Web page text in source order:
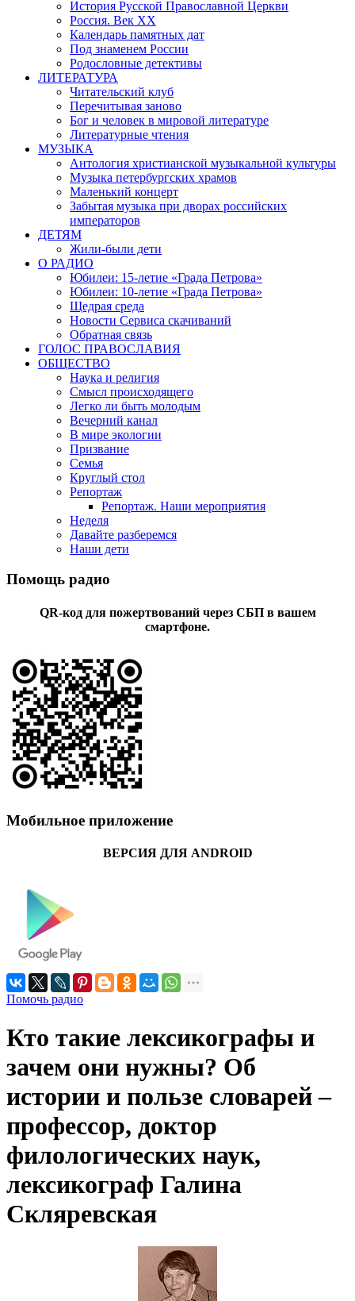
История Русской Православной Церкви
Россия. Век ХХ
Календарь памятных дат
Под знаменем России
Родословные детективы
ЛИТЕРАТУРА
Читательский клуб
Перечитывая заново
Бог и человек в мировой литературе
Литературные чтения
МУЗЫКА
Антология христианской музыкальной культуры
Музыка петербургских храмов
Маленький концерт
Забытая музыка при дворах российских
императоров
ДЕТЯМ
Жили-были дети
О РАДИО
Юбилеи: 15-летие «Града Петрова»
Юбилеи: 10-летие «Града Петрова»
Щедрая среда
Новости Сервиса скачиваний
Обратная связь
ГОЛОС ПРАВОСЛАВИЯ
ОБЩЕСТВО
Наука и религия
Смысл происходящего
Легко ли быть молодым
Вечерний канал
В мире экологии
Призвание
Семья
Круглый стол
Репортаж
Репортаж. Наши мероприятия
Неделя
Давайте разберемся
Наши дети
Помощь радио
QR-код для пожертвований через СБП в вашем
смартфоне.
Мобильное приложение
ВЕРСИЯ ДЛЯ ANDROID
Помочь радио
Кто такие лексикографы и
зачем они нужны? Об
истории и пользе словарей –
профессор, доктор
филологических наук,
лексикограф Галина
Скляревская